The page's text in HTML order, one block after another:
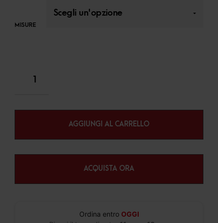
MISURE
AGGIUNGI AL CARRELLO
ACQUISTA ORA
Ordina entro OGGI